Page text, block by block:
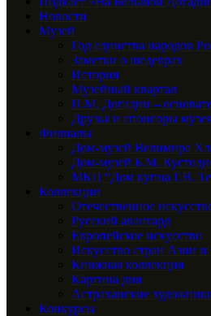
Новости
Музей
Год единства народов
Заметки о шедеврах
История
Музейный квартал
П.М. Догадин –
Друзья и спонсоры музея
Филиалы
Дом-музей Велимира
Дом-музей Б.М.
МКЦ “Дом купца Г.В.
Коллекции
Отечественное
Русский авангард
Европейское искусство
Искусство стран Азии и
Книжная коллекция
Картина дня
Астраханские
Конкурсы